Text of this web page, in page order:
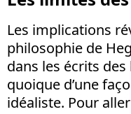
Les implications
philosophie de
dans les écrits
quoique d’une
idéaliste. Pour